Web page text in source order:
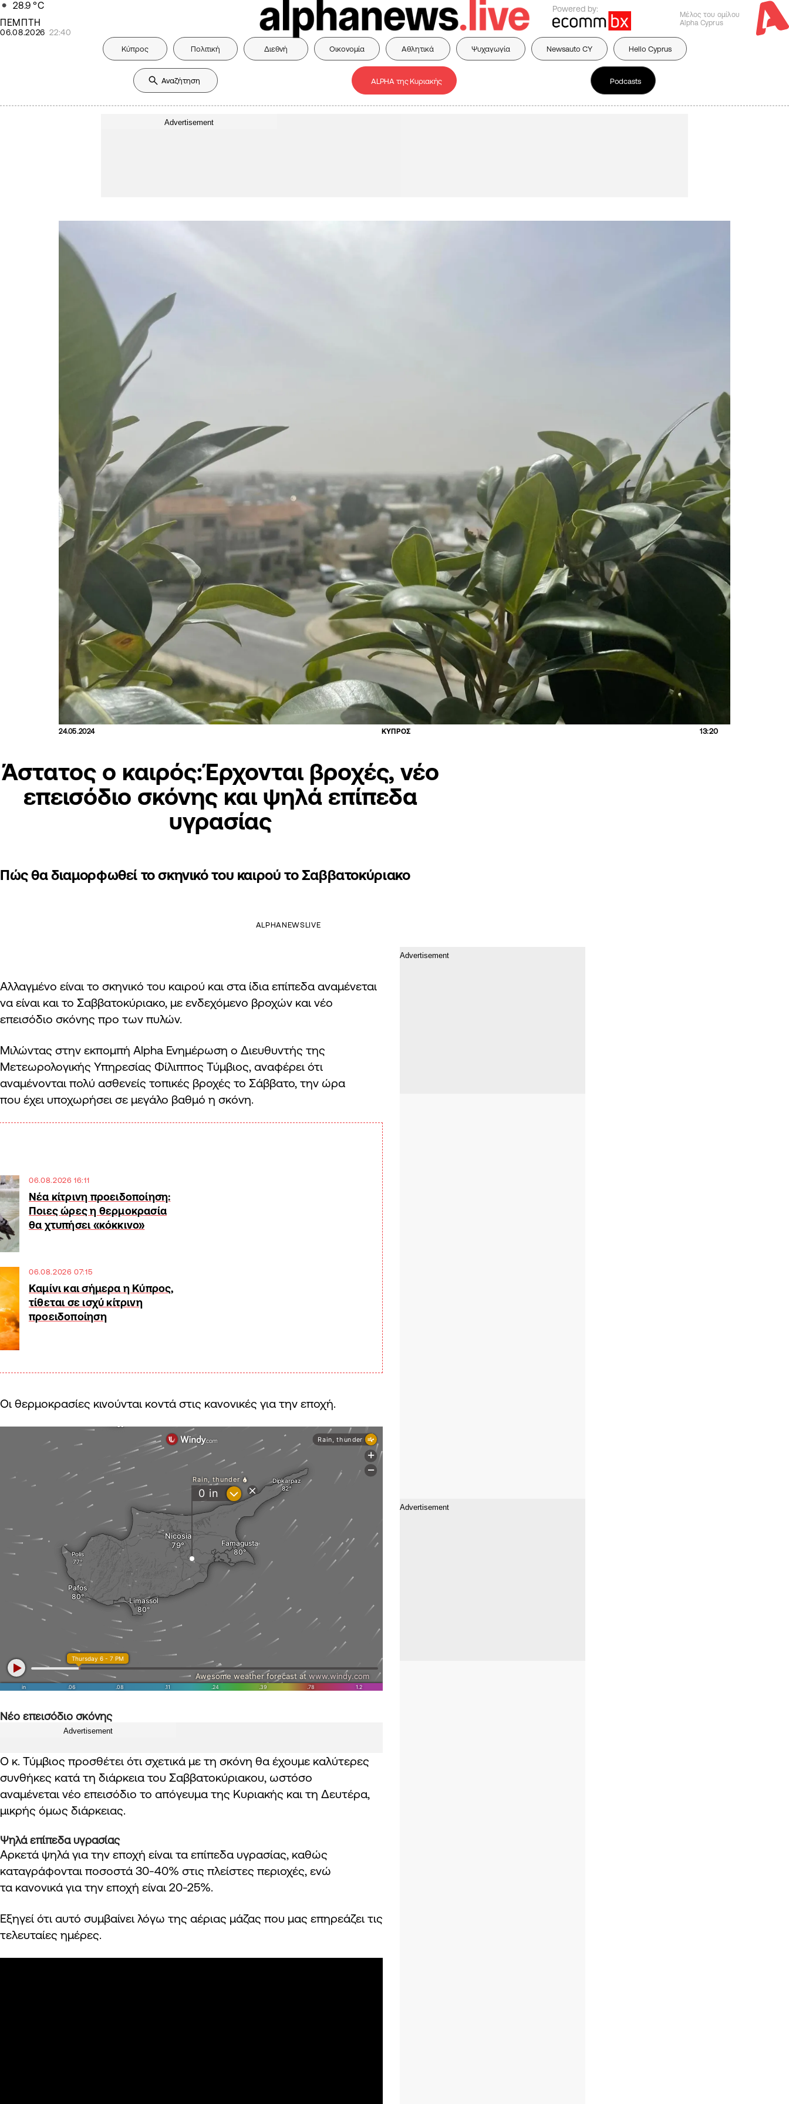
28.9 °C
ΠΕΜΠΤΗ
06.08.2026 22:40
Powered by:
Μέλος του ομίλου
Alpha Cyprus
Κύπρος Πολιτική Διεθνή Οικονομία Αθλητικά Ψυχαγωγία Newsauto CY Hello Cyprus
ALPHA της Κυριακής Podcasts
Advertisement
24.05.2024 ΚΥΠΡΟΣ 13:20
Άστατος ο καιρός:Έρχονται βροχές, νέο
επεισόδιο σκόνης και ψηλά επίπεδα
υγρασίας
Πώς θα διαμορφωθεί το σκηνικό του καιρού το Σαββατοκύριακο
ALPHANEWSLIVE
Αλλαγμένο είναι το σκηνικό του καιρού και στα ίδια επίπεδα αναμένεται
να είναι και το Σαββατοκύριακο, με ενδεχόμενο βροχών και νέο
επεισόδιο σκόνης προ των πυλών.
Μιλώντας στην εκπομπή Alpha Ενημέρωση ο Διευθυντής της
Μετεωρολογικής Υπηρεσίας Φίλιππος Τύμβιος, αναφέρει ότι
αναμένονται πολύ ασθενείς τοπικές βροχές το Σάββατο, την ώρα
που έχει υποχωρήσει σε μεγάλο βαθμό η σκόνη.
06.08.2026 16:11
Νέα κίτρινη προειδοποίηση:
Ποιες ώρες η θερμοκρασία
θα χτυπήσει «κόκκινο»
06.08.2026 07:15
Καμίνι και σήμερα η Κύπρος,
τίθεται σε ισχύ κίτρινη
προειδοποίηση
Οι θερμοκρασίες κινούνται κοντά στις κανονικές για την εποχή.
Νέο επεισόδιο σκόνης
Advertisement
Ο κ. Τύμβιος προσθέτει ότι σχετικά με τη σκόνη θα έχουμε καλύτερες
συνθήκες κατά τη διάρκεια του Σαββατοκύριακου, ωστόσο
αναμένεται νέο επεισόδιο το απόγευμα της Κυριακής και τη Δευτέρα,
μικρής όμως διάρκειας.
Ψηλά επίπεδα υγρασίας
Αρκετά ψηλά για την εποχή είναι τα επίπεδα υγρασίας, καθώς
καταγράφονται ποσοστά 30-40% στις πλείστες περιοχές, ενώ
τα κανονικά για την εποχή είναι 20-25%.
Εξηγεί ότι αυτό συμβαίνει λόγω της αέριας μάζας που μας επηρεάζει τις
τελευταίες ημέρες.